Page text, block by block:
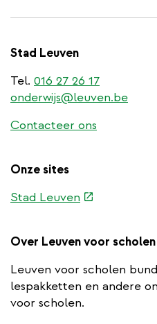
Stad Leuven
Tel. 016 27 26 17
onderwijs@leuven.be
Contacteer ons
Onze sites
Stad Leuven (externe
Over Leuven voor scholen
Leuven voor scholen
lespakketten en andere
voor scholen.